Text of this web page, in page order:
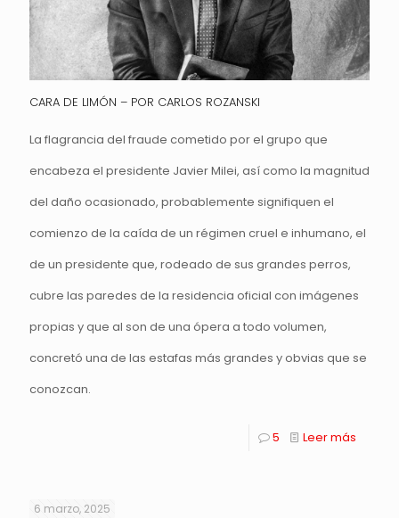
CARA DE LIMÓN – POR CARLOS ROZANSKI
La flagrancia del fraude cometido por el grupo que
encabeza el presidente Javier Milei, así como la magnitud
del daño ocasionado, probablemente signifiquen el
comienzo de la caída de un régimen cruel e inhumano, el
de un presidente que, rodeado de sus grandes perros,
cubre las paredes de la residencia oficial con imágenes
propias y que al son de una ópera a todo volumen,
concretó una de las estafas más grandes y obvias que se
conozcan.
5 Leer más
6 marzo, 2025